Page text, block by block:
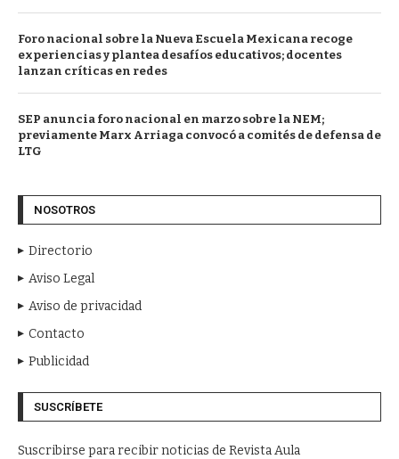
Foro nacional sobre la Nueva Escuela Mexicana recoge
experiencias y plantea desafíos educativos; docentes
lanzan críticas en redes
SEP anuncia foro nacional en marzo sobre la NEM;
previamente Marx Arriaga convocó a comités de defensa de
LTG
NOSOTROS
Directorio
Aviso Legal
Aviso de privacidad
Contacto
Publicidad
SUSCRÍBETE
Suscribirse para recibir noticias de Revista Aula